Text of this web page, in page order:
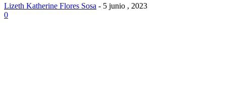
Lizeth Katherine Flores Sosa - 5 junio , 2023
0